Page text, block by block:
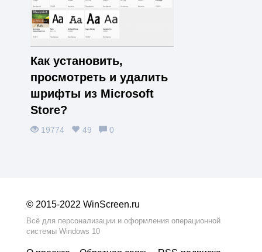
Как установить,
просмотреть и удалить
шрифты из Microsoft
Store?
19774 49 0
© 2015-2022 WinScreen.ru
Всё для персонализации и оформления операционной
системы Windows 10